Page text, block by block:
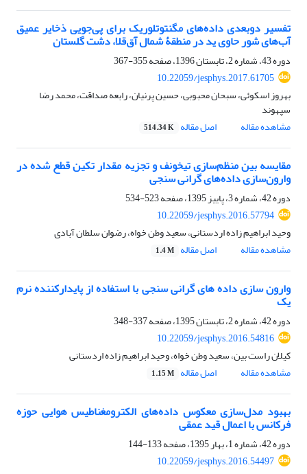
تفسیر دوبعدی داده‌های مگنتوتلوریک برای پی‌جویی ذخایر عمیق
آب‌های شور حاوی ید در منطقۀ شمال آق‌قلا، دشت گلستان
دوره 43، شماره 2، تابستان 1396، صفحه
355-367
10.22059/jesphys.2017.61705
بهروز اسکوئی، سبحان محبوبی، حسین پرنیان، رابعه صداقت، محمد رضا
سپهوند
مشاهده مقاله
اصل مقاله 514.34 K
مقایسه بین منظم‌سازی‌ تیخونف و تجزیه مقدار تکین قطع شده در
وارون‌سازی داده‌های گرانی سنجی
دوره 42، شماره 3، پاییز 1395، صفحه
523-534
10.22059/jesphys.2016.57794
وحید ابراهیم زاده اردستانی، سعید وطن خواه، رضوان سلطان آبادی
مشاهده مقاله
اصل مقاله 1.4 M
وارون سازی داده های گرانی سنجی با استفاده از پایدارکننده نرم
یک
دوره 42، شماره 2، تابستان 1395، صفحه
337-348
10.22059/jesphys.2016.54816
کیلان راست بین، سعید وطن خواه، وحید ابراهیم زاده اردستانی
مشاهده مقاله
اصل مقاله 1.15 M
بهبود مدل‌سازی معکوس داده‌های الکترومغناطیس هوایی حوزه
فرکانس با اعمال قید‌ عمقی
دوره 42، شماره 1، بهار 1395، صفحه
133-144
10.22059/jesphys.2016.54497